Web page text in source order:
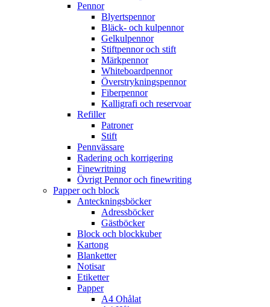
Pennor
Blyertspennor
Bläck- och kulpennor
Gelkulpennor
Stiftpennor och stift
Märkpennor
Whiteboardpennor
Överstrykningspennor
Fiberpennor
Kalligrafi och reservoar
Refiller
Patroner
Stift
Pennvässare
Radering och korrigering
Finewritning
Övrigt Pennor och finewriting
Papper och block
Anteckningsböcker
Adressböcker
Gästböcker
Block och blockkuber
Kartong
Blanketter
Notisar
Etiketter
Papper
A4 Ohålat